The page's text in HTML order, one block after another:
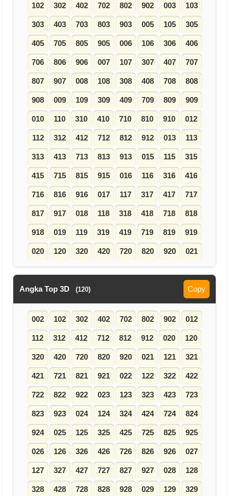
102 302 402 702 802 902 003 103
303 403 703 803 903 005 105 305
405 705 805 905 006 106 306 406
706 806 906 007 107 307 407 707
807 907 008 108 308 408 708 808
908 009 109 309 409 709 809 909
010 110 310 410 710 810 910 012
112 312 412 712 812 912 013 113
313 413 713 813 913 015 115 315
415 715 815 915 016 116 316 416
716 816 916 017 117 317 417 717
817 917 018 118 318 418 718 818
918 019 119 319 419 719 819 919
020 120 320 420 720 820 920 021
Angka Top 3D (120) Copy
002 102 302 402 702 802 902 012
112 312 412 712 812 912 020 120
320 420 720 820 920 021 121 321
421 721 821 921 022 122 322 422
722 822 922 023 123 323 423 723
823 923 024 124 324 424 724 824
924 025 125 325 425 725 825 925
026 126 326 426 726 826 926 027
127 327 427 727 827 927 028 128
328 428 728 828 928 029 129 329